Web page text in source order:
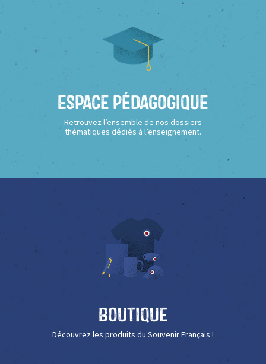
Espace Pédagogique
Retrouvez l’ensemble de nos dossiers
thématiques dédiés à l’enseignement.
Boutique
Découvrez les produits du Souvenir Français !